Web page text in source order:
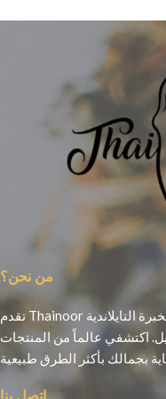
من نحن؟
تقدم Thainoor منتجات تجميل أصلية مستوحاة من الخبرة التايلاندية
اكتشفي عالماً من المنتجات